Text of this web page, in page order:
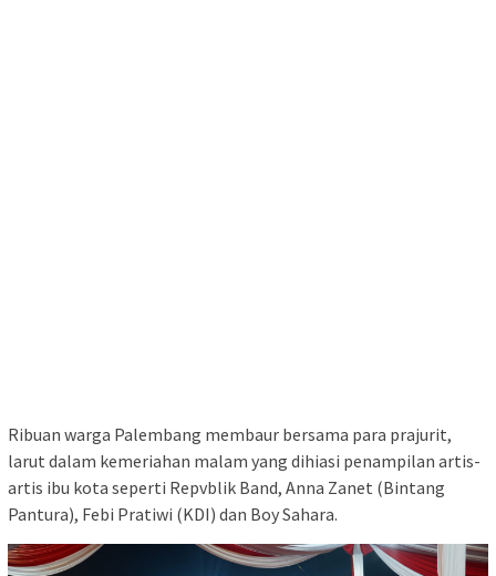
Ribuan warga Palembang membaur bersama para prajurit,
larut dalam kemeriahan malam yang dihiasi penampilan artis-
artis ibu kota seperti Repvblik Band, Anna Zanet (Bintang
Pantura), Febi Pratiwi (KDI) dan Boy Sahara.